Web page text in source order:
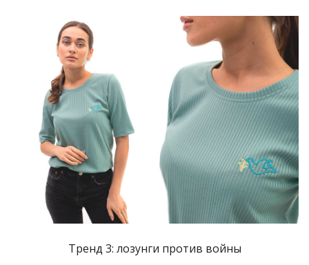
Тренд 3: лозунги против войны